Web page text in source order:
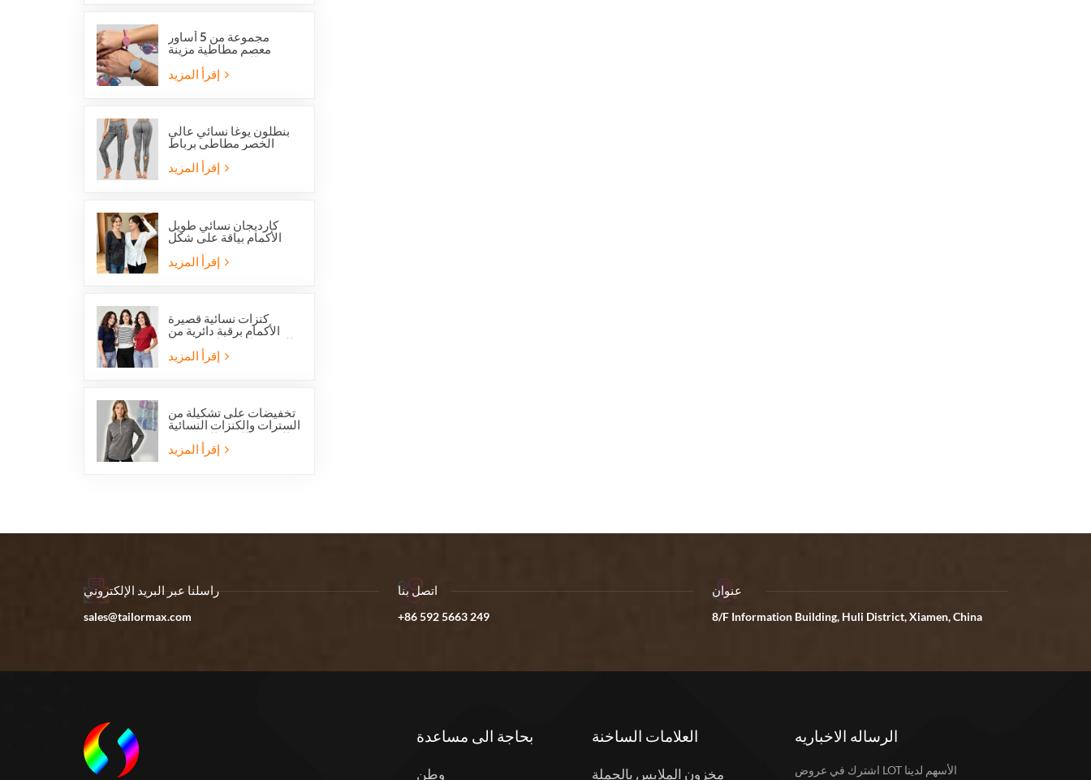
مجموعة من 5 أساور
معصم مطاطية مزينة
بالخرز تحمل صورة
القديس بنديكت الكاثوليكي
وميدالية المعجزة
بنطلون يوغا نسائي عالي
الخصر مطاطي برباط
متقاطع وفتحات شبكية من
ستوكلوت
كارديجان نسائي طويل
الأكمام بياقة على شكل
حرف V مع رباط جانبي
أمامي
كنزات نسائية قصيرة
الأكمام برقبة دائرية من
الصوف المحبوك، متوفرة
تخفيضات على تشكيلة من
السترات والكنزات النسائية
الخفيفة الوزن المصنوعة
من الصوف القطبي بنصف
سحاب، مناسبة للمشي
راسلنا عبر البريد الإلكتروني
sales@tailormax.com
اتصل بنا
+86 592 5663 249
عنوان
8/F Information Building, Huli District, Xiamen, China
بحاجة الى مساعدة
وطن
العلامات الساخنة
مخزون الملابس بالجملة
الرساله الاخباريه
اشترك في عروض LOT الأسهم لدينا